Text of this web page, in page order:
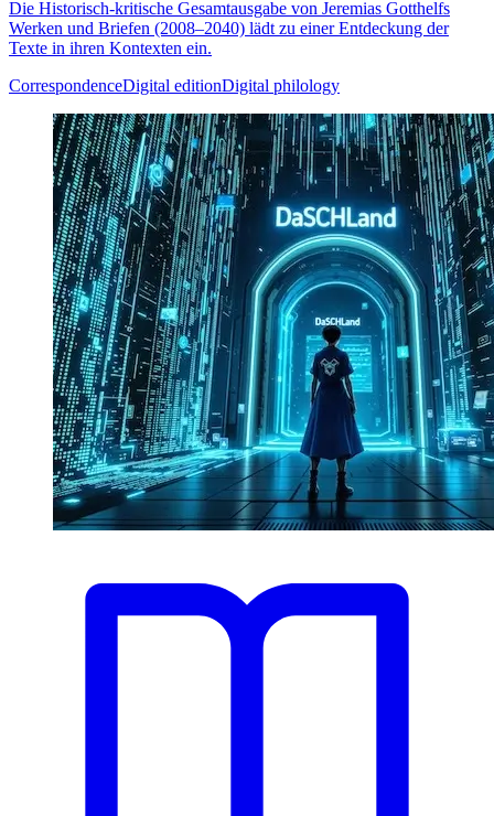
Die Historisch-kritische Gesamtausgabe von Jeremias Gotthelfs
Werken und Briefen (2008–2040) lädt zu einer Entdeckung der
Texte in ihren Kontexten ein.
CorrespondenceDigital editionDigital philology